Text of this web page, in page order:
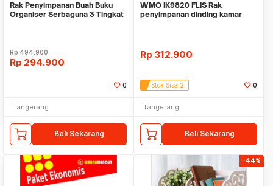
Rak Penyimpanan Buah Buku
Organiser Serbaguna 3 Tingkat
Rp494.900
Rp 294.900
0
Tangerang
Beli Sekarang
WMO IK9820 FLIS Rak
penyimpanan dinding kamar
Rp 312.900
Stok Sisa 2 0
Tangerang
Beli Sekarang
-44%